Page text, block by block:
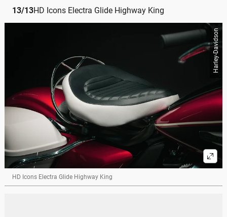
13/13HD Icons Electra Glide Highway King
Harley-Davidson
HD Icons Electra Glide Highway King